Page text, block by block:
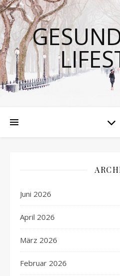
Juni 2026
April 2026
März 2026
Februar 2026